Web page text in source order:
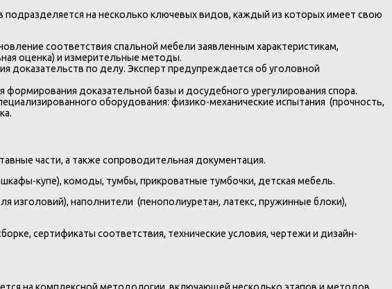
на несколько ключевых видов, каждый из которых имеет свою
соответствия спальной мебели заявленным характеристикам,
оценка) и измерительные методы.
доказательств по делу. Эксперт предупреждается об уголовной
доказательной базы и досудебного урегулирования спора.
оборудования: физико-механические испытания (прочность,
части, а также сопроводительная документация.
купе), комоды, тумбы, прикроватные тумбочки, детская мебель.
наполнители (пенополиуретан, латекс, пружинные блоки),
сертификаты соответствия, технические условия, чертежи и дизайн-
на комплексной методологии, включающей несколько этапов и методов